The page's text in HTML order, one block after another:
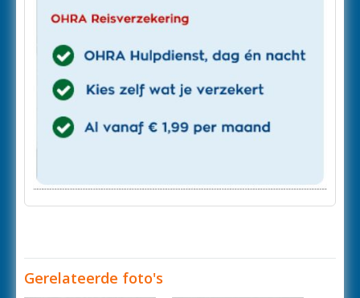
Gerelateerde foto's